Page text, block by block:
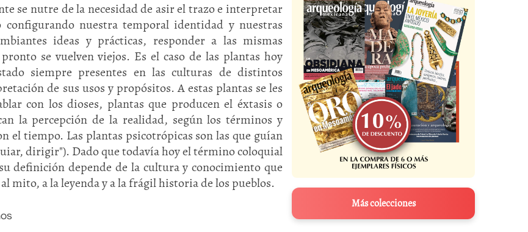
se nutre de la necesidad de asir el trazo e interpretar
nuestra temporal identidad y nuestras
ideas y prácticas, responder a las mismas
se vuelven viejos. Es el caso de las plantas hoy
siempre presentes en las culturas de distintos
de sus usos y propósitos. A estas plantas se les
con los dioses, plantas que producen el éxtasis o
la percepción de la realidad, según los términos y
el tiempo. Las plantas psicotrópicas son las que guían
dirigir"). Dado que todavía hoy el término coloquial
definición depende de la cultura y conocimiento que
mito, a la leyenda y a la frágil historia de los pueblos.
Más colecciones